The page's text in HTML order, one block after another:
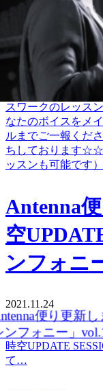
【ボイスレッスン
スワークのレッ
なたのボイスをメ
ルまでご一報くださ
ちしております☆☆
ッスンも可能で
Antenna
空
ンフォニ
2021.11.24
時空UPDATE
て…